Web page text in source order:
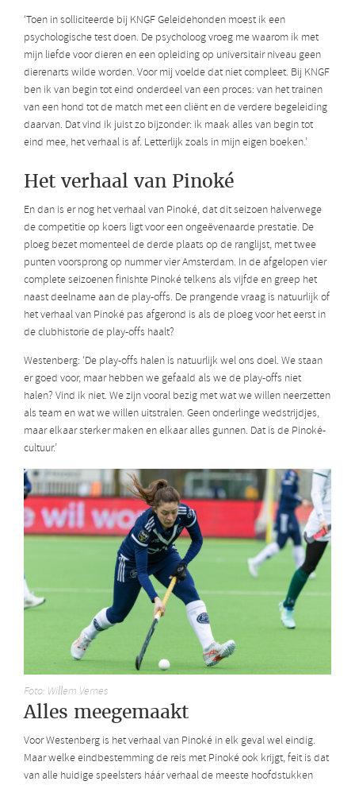
‘Toen in solliciteerde bij KNGF Geleidehonden moest ik een
psychologische test doen. De psycholoog vroeg me waarom ik met
mijn liefde voor dieren en een opleiding op universitair niveau geen
dierenarts wilde worden. Voor mij voelde dat niet compleet. Bij KNGF
ben ik van begin tot eind onderdeel van een proces: van het trainen
van een hond tot de match met een cliënt en de verdere begeleiding
daarvan. Dat vind ik juist zo bijzonder: ik maak alles van begin tot
eind mee, het verhaal is af. Letterlijk zoals in mijn eigen boeken.’
Het verhaal van Pinoké
En dan is er nog het verhaal van Pinoké, dat dit seizoen halverwege
de competitie op koers ligt voor een ongeëvenaarde prestatie. De
ploeg bezet momenteel de derde plaats op de ranglijst, met twee
punten voorsprong op nummer vier Amsterdam. In de afgelopen vier
complete seizoenen finishte Pinoké telkens als vijfde en greep het
naast deelname aan de play-offs. De prangende vraag is natuurlijk of
het verhaal van Pinoké pas afgerond is als de ploeg voor het eerst in
de clubhistorie de play-offs haalt?
Westenberg: ‘De play-offs halen is natuurlijk wel ons doel. We staan
er goed voor, maar hebben we gefaald als we de play-offs niet
halen? Vind ik niet. We zijn vooral bezig met wat we willen neerzetten
als team en wat we willen uitstralen. Geen onderlinge wedstrijdjes,
maar elkaar sterker maken en elkaar alles gunnen. Dat is de Pinoké-
cultuur.’
Foto: Willem Vernes
Alles meegemaakt
Voor Westenberg is het verhaal van Pinoké in elk geval wel eindig.
Maar welke eindbestemming de reis met Pinoké ook krijgt, feit is dat
van alle huidige speelsters háár verhaal de meeste hoofdstukken